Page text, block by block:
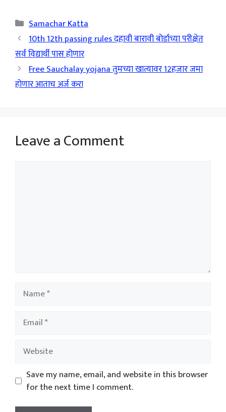
Categories
Samachar Katta
10th 12th passing rules दहावी बारावी बोर्डाच्या परीक्षेत
सर्व विद्यार्थी पास होणार
Free Sauchalay yojana तुमच्या खात्यावर 12हजार जमा
होणार आताच अर्ज करा
Leave a Comment
Name
Email
Website
Save my name, email, and website in this browser
for the next time I comment.